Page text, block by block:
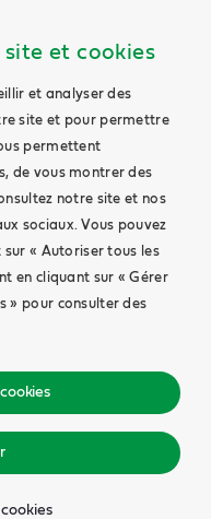
site et cookies
et analyser des
site et pour permettre
permettent
de vous montrer des
notre site et nos
sociaux. Vous pouvez
« Autoriser tous les
en cliquant sur « Gérer
» pour consulter des